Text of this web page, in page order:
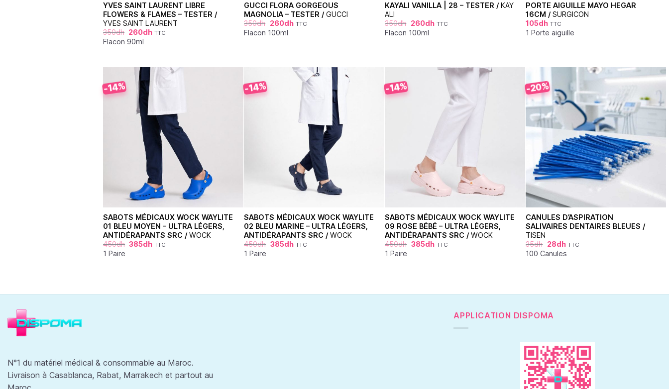
YVES SAINT LAURENT LIBRE
FLOWERS & FLAMES – TESTER /
YVES SAINT LAURENT
350dh 260dh TTC
Flacon 90ml
GUCCI FLORA GORGEOUS
MAGNOLIA – TESTER /GUCCI
350dh 260dh TTC
Flacon 100ml
KAYALI VANILLA | 28 – TESTER /KAY
ALI
350dh 260dh TTC
Flacon 100ml
PORTE AIGUILLE MAYO HEGAR
16CM /SURGICON
105dh TTC
1 Porte aiguille
-14%
SABOTS MÉDICAUX WOCK WAYLITE
01 BLEU MOYEN – ULTRA LÉGERS,
ANTIDÉRAPANTS SRC /WOCK
450dh 385dh TTC
1 Paire
-14%
SABOTS MÉDICAUX WOCK WAYLITE
02 BLEU MARINE – ULTRA LÉGERS,
ANTIDÉRAPANTS SRC /WOCK
450dh 385dh TTC
1 Paire
-14%
SABOTS MÉDICAUX WOCK WAYLITE
09 ROSE BÉBÉ – ULTRA LÉGERS,
ANTIDÉRAPANTS SRC /WOCK
450dh 385dh TTC
1 Paire
-20%
CANULES D’ASPIRATION
SALIVAIRES DENTAIRES BLEUES /
TISEN
35dh 28dh TTC
100 Canules
N°1 du matériel médical & consommable au Maroc.
Livraison à Casablanca, Rabat, Marrakech et partout au
APPLICATION DISPOMA